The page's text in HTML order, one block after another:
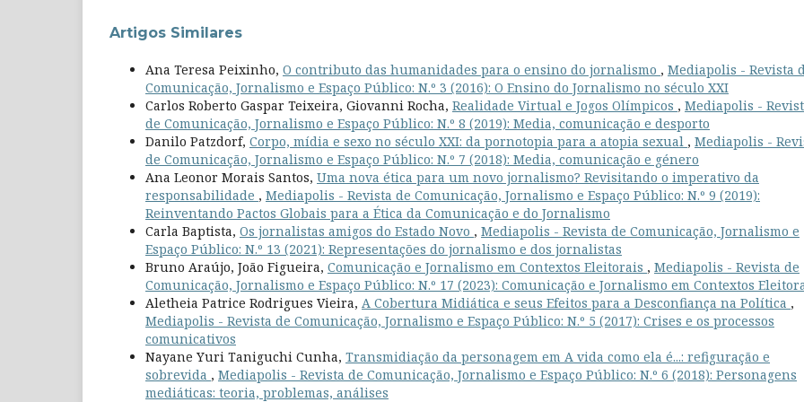
Artigos Similares
Ana Teresa Peixinho, O contributo das humanidades para o ensino do jornalismo , Mediapolis - Revista
Comunicação, Jornalismo e Espaço Público: N.º 3 (2016): O Ensino do Jornalismo no século XXI
Carlos Roberto Gaspar Teixeira, Giovanni Rocha, Realidade Virtual e Jogos Olímpicos , Mediapolis -
de Comunicação, Jornalismo e Espaço Público: N.º 8 (2019): Media, comunicação e desporto
Danilo Patzdorf, Corpo, mídia e sexo no século XXI: da pornotopia para a atopia sexual , Mediapolis -
de Comunicação, Jornalismo e Espaço Público: N.º 7 (2018): Media, comunicação e género
Ana Leonor Morais Santos, Uma nova ética para um novo jornalismo? Revisitando o imperativo da
responsabilidade , Mediapolis - Revista de Comunicação, Jornalismo e Espaço Público: N.º 9 (2019):
Reinventando Pactos Globais para a Ética da Comunicação e do Jornalismo
Carla Baptista, Os jornalistas amigos do Estado Novo , Mediapolis - Revista de Comunicação, Jornalismo e
Espaço Público: N.º 13 (2021): Representações do jornalismo e dos jornalistas
Bruno Araújo, João Figueira, Comunicação e Jornalismo em Contextos Eleitorais , Mediapolis - Revista de
Comunicação, Jornalismo e Espaço Público: N.º 17 (2023): Comunicação e Jornalismo em Contextos
Aletheia Patrice Rodrigues Vieira, A Cobertura Midiática e seus Efeitos para a Desconfiança na Política ,
Mediapolis - Revista de Comunicação, Jornalismo e Espaço Público: N.º 5 (2017): Crises e os processos
comunicativos
Nayane Yuri Taniguchi Cunha, Transmidiação da personagem em A vida como ela é...: refiguração e
sobrevida , Mediapolis - Revista de Comunicação, Jornalismo e Espaço Público: N.º 6 (2018): Personagens
mediáticas: teoria, problemas, análises